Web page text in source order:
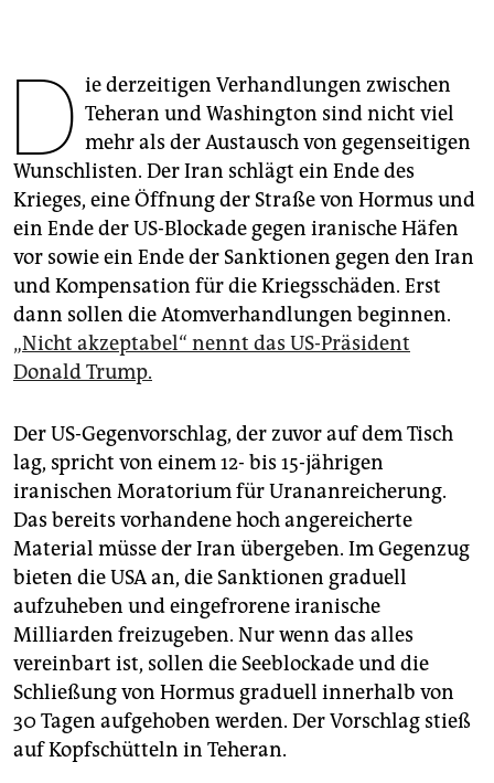
epaper login
D ie derzeitigen Verhandlungen zwischen
Teheran und Washington sind nicht viel
mehr als der Austausch von gegenseitigen
Wunschlisten. Der Iran schlägt ein Ende des
Krieges, eine Öffnung der Straße von Hormus und
ein Ende der US-Blockade gegen iranische Häfen
vor sowie ein Ende der Sanktionen gegen den Iran
und Kompensation für die Kriegsschäden. Erst
dann sollen die Atomverhandlungen beginnen.
„Nicht akzeptabel“ nennt das US-Präsident
Donald Trump.
Der US-Gegenvorschlag, der zuvor auf dem Tisch
lag, spricht von einem 12- bis 15-jährigen
iranischen Moratorium für Urananreicherung.
Das bereits vorhandene hoch angereicherte
Material müsse der Iran übergeben. Im Gegenzug
bieten die USA an, die Sanktionen graduell
aufzuheben und eingefrorene iranische
Milliarden freizugeben. Nur wenn das alles
vereinbart ist, sollen die Seeblockade und die
Schließung von Hormus graduell innerhalb von
30 Tagen aufgehoben werden. Der Vorschlag stieß
auf Kopfschütteln in Teheran.